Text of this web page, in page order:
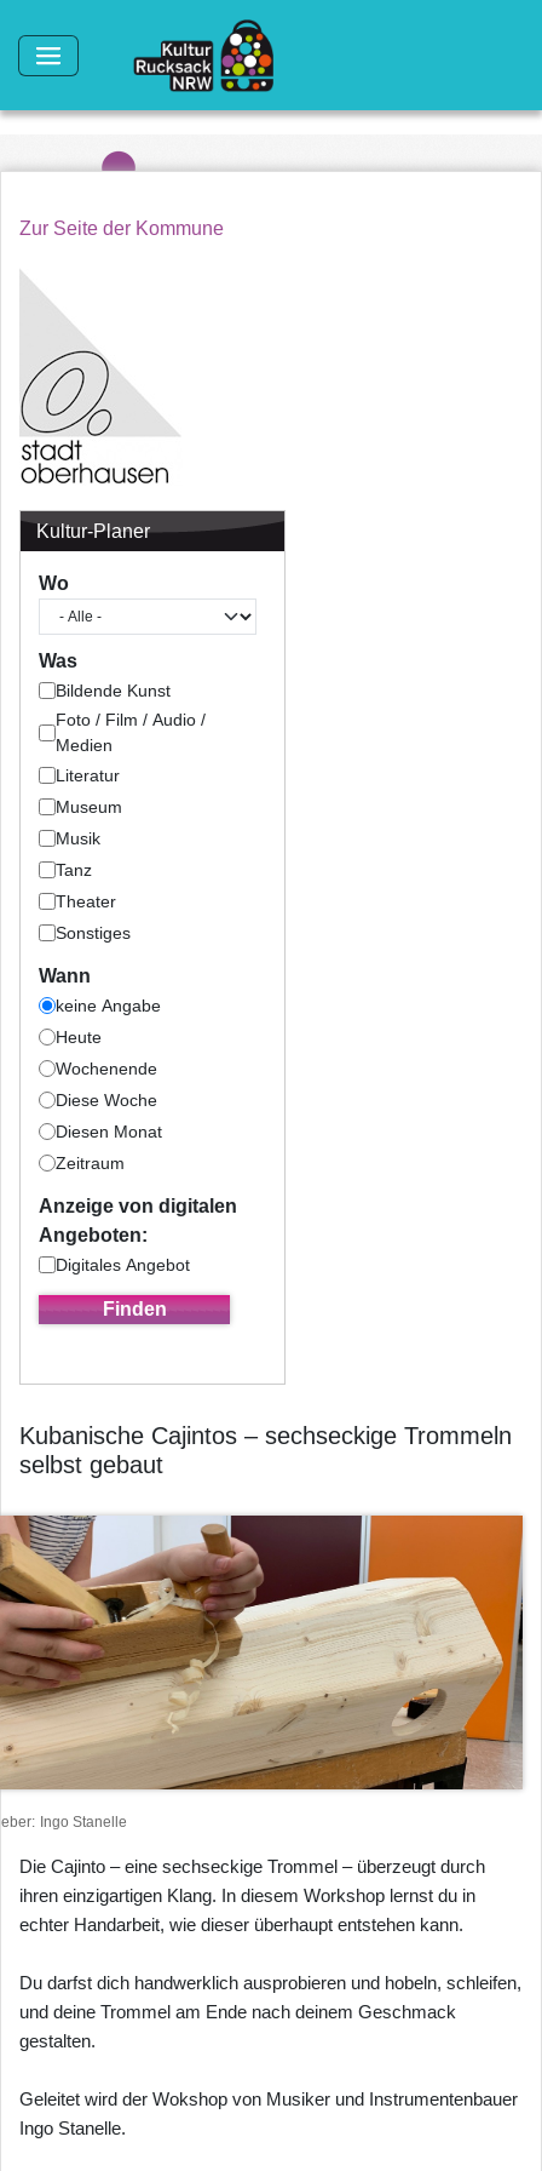
Zur Seite der Kommune
Kultur-Planer
Wo
Was
Bildende Kunst
Foto / Film / Audio /
Medien
Literatur
Museum
Musik
Tanz
Theater
Sonstiges
Wann
keine Angabe
Heute
Wochenende
Diese Woche
Diesen Monat
Zeitraum
Anzeige von digitalen
Angeboten:
Digitales Angebot
Kubanische Cajintos – sechseckige Trommeln
selbst gebaut
Ingo Stanelle
Die Cajinto – eine sechseckige Trommel – überzeugt durch
ihren einzigartigen Klang. In diesem Workshop lernst du in
echter Handarbeit, wie dieser überhaupt entstehen kann.
Du darfst dich handwerklich ausprobieren und hobeln, schleifen,
und deine Trommel am Ende nach deinem Geschmack
gestalten.
Geleitet wird der Wokshop von Musiker und Instrumentenbauer
Ingo Stanelle.